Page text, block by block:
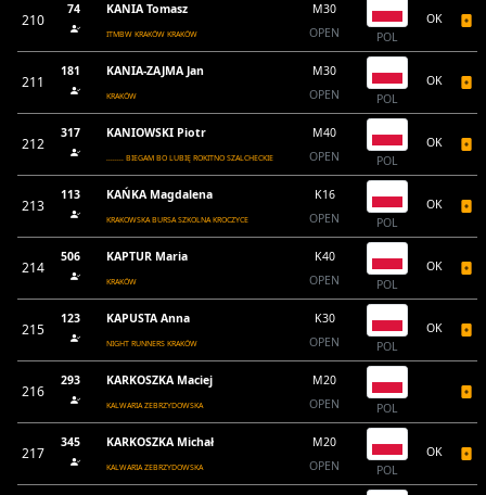
210
74 KANIA Tomasz
ITMBW KRAKÓW KRAKÓW
M30
OPEN
POL
OK
211
181 KANIA-ZAJMA Jan
KRAKÓW
M30
OPEN
POL
OK
212
317 KANIOWSKI Piotr
........ BIEGAM BO LUBIĘ ROKITNO SZALCHECKIE
M40
OPEN
POL
OK
213
113 KAŃKA Magdalena
KRAKOWSKA BURSA SZKOLNA KROCZYCE
K16
OPEN
POL
OK
214
506 KAPTUR Maria
KRAKÓW
K40
OPEN
POL
OK
215
123 KAPUSTA Anna
NIGHT RUNNERS KRAKÓW
K30
OPEN
POL
OK
216
293 KARKOSZKA Maciej
KALWARIA ZEBRZYDOWSKA
M20
OPEN
POL
217
345 KARKOSZKA Michał
KALWARIA ZEBRZYDOWSKA
M20
OPEN
POL
OK